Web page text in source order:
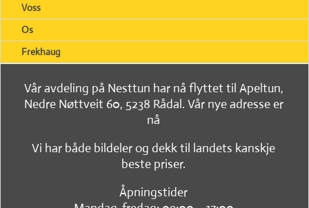
Voss
Os
Frekhaug
Vår avdeling på Nesttun har nå flyttet til Apeltun,
Nedre Nøttveit 60, 5238 Rådal. Vår nye adresse er
nå
Vi har både bildeler og dekk til landets kanskje
beste priser.
Åpningstider